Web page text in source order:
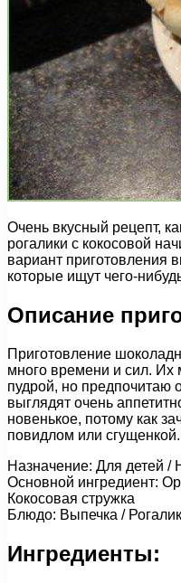
Очень вкусный рецепт,
рогалики с кокосовой
вариант приготовления
которые ищут чего-
Описание
Приготовление
много времени и сил. Их
пудрой, но предпочитаю
выглядят очень
новенькое, потому как
повидлом или сгущенкой.
Назначение: Для детей /
Основной ингредиент:
Кокосовая стружка
Блюдо: Выпечка /
Ингредиенты: